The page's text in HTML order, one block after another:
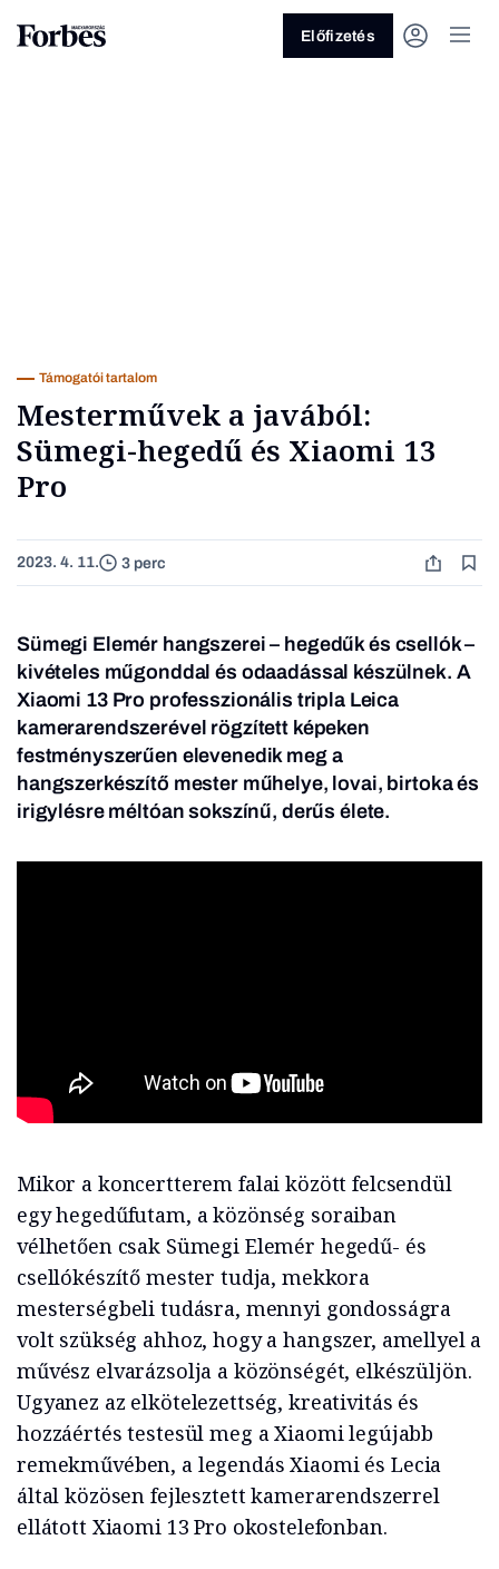
Üzlet
Előfizetés
Támogatói tartalom
Mesterművek a javából:
Sümegi-hegedű és Xiaomi 13
Pro
2023. 4. 11. 3 perc
Sümegi Elemér hangszerei – hegedűk és csellók –
kivételes műgonddal és odaadással készülnek. A
Xiaomi 13 Pro professzionális tripla Leica
kamerarendszerével rögzített képeken
festményszerűen elevenedik meg a
hangszerkészítő mester műhelye, lovai, birtoka és
irigylésre méltóan sokszínű, derűs élete.
Mikor a koncertterem falai között felcsendül
egy hegedűfutam, a közönség soraiban
vélhetően csak Sümegi Elemér hegedű- és
csellókészítő mester tudja, mekkora
mesterségbeli tudásra, mennyi gondosságra
volt szükség ahhoz, hogy a hangszer, amellyel a
művész elvarázsolja a közönségét, elkészüljön.
Ugyanez az elkötelezettség, kreativitás és
hozzáértés testesül meg a Xiaomi legújabb
remekművében, a legendás Xiaomi és Lecia
által közösen fejlesztett kamerarendszerrel
ellátott Xiaomi 13 Pro okostelefonban.